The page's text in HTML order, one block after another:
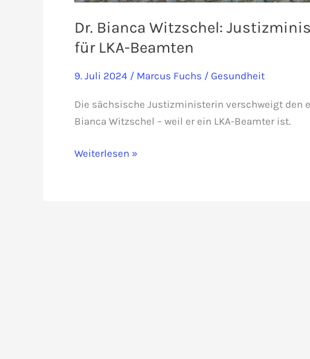
Dr. Bianca Witzschel:
für LKA-Beamten
9. Juli 2024 / Marcus Fuchs / Gesundheit
Die sächsische Justizministerin verschweigt den
Bianca Witzschel – weil er ein LKA-Beamter ist.
Dr.
Weiterlesen »